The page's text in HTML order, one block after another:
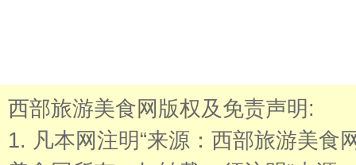
西部旅游美食网版权及免责声明:
1. 凡本网注明“来源：西部旅游美食